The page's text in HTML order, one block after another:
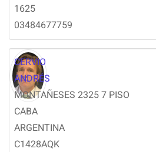
1625
03484677759
CERVIO
ANDRÉS
MONTAÑESES 2325 7 PISO
CABA
ARGENTINA
C1428AQK